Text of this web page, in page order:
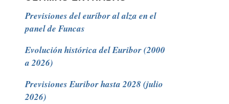
Previsiones del euríbor al alza en el
panel de Funcas
Evolución histórica del Euribor (2000
a 2026)
Previsiones Euribor hasta 2028 (julio
2026)